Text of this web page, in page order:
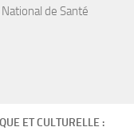
ET CULTURELLE :
de Santé